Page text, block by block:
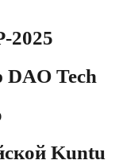
2025
DAO Tech
Kuntu